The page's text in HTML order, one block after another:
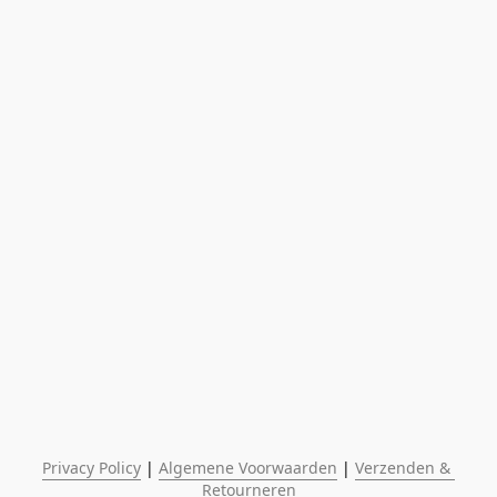
Privacy Policy | Algemene Voorwaarden | Verzenden &
Retourneren